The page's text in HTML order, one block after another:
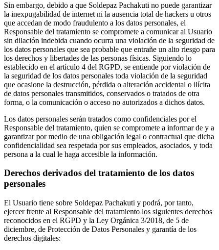
Sin embargo, debido a que Soldepaz Pachakuti no puede garantizar
la inexpugabilidad de internet ni la ausencia total de hackers u otros
que accedan de modo fraudulento a los datos personales, el
Responsable del tratamiento se compromete a comunicar al Usuario
sin dilación indebida cuando ocurra una violación de la seguridad de
los datos personales que sea probable que entrañe un alto riesgo para
los derechos y libertades de las personas físicas. Siguiendo lo
establecido en el artículo 4 del RGPD, se entiende por violación de
la seguridad de los datos personales toda violación de la seguridad
que ocasione la destrucción, pérdida o alteración accidental o ilícita
de datos personales transmitidos, conservados o tratados de otra
forma, o la comunicación o acceso no autorizados a dichos datos.
Los datos personales serán tratados como confidenciales por el
Responsable del tratamiento, quien se compromete a informar de y a
garantizar por medio de una obligación legal o contractual que dicha
confidencialidad sea respetada por sus empleados, asociados, y toda
persona a la cual le haga accesible la información.
Derechos derivados del tratamiento de los datos
personales
El Usuario tiene sobre Soldepaz Pachakuti y podrá, por tanto,
ejercer frente al Responsable del tratamiento los siguientes derechos
reconocidos en el RGPD y la Ley Orgánica 3/2018, de 5 de
diciembre, de Protección de Datos Personales y garantía de los
derechos digitales: